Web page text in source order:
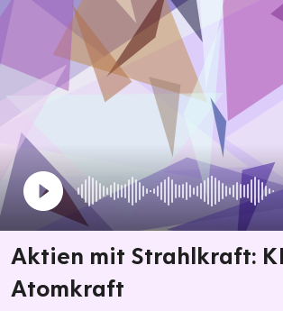
Aktien mit Strahlkraft:
Atomkraft